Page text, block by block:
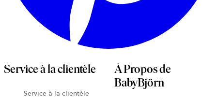
Service à la clientèle
Service à la clientèle
À Propos de
BabyBjörn